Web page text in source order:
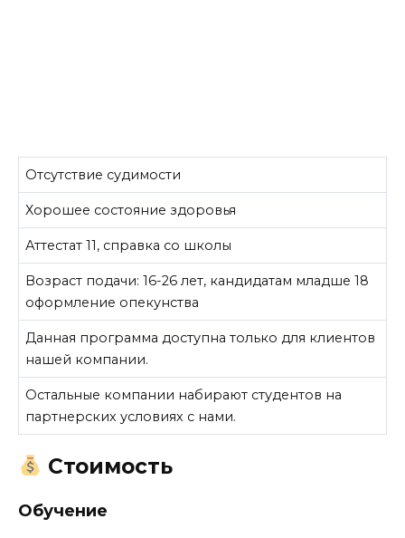
Отсутствие судимости
Хорошее состояние здоровья
Аттестат 11, справка со школы
Возраст подачи: 16-26 лет, кандидатам младше 18
оформление опекунства
Данная программа доступна только для клиентов
нашей компании.
Остальные компании набирают студентов на
партнерских условиях с нами.
Стоимость
Обучение